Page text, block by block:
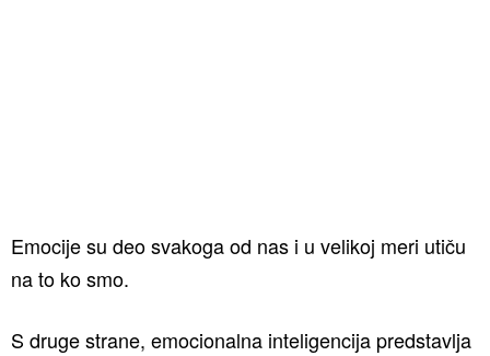
Emocije su deo svakoga od nas i u velikoj meri utiču
na to ko smo.
S druge strane, emocionalna inteligencija predstavlja